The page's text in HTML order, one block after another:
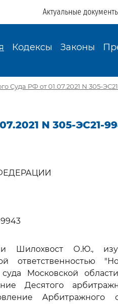
Актуальные
Кодексы Законы
Суда РФ от 01.07.2021 N 305-
N 305-ЭС21-
Шилохвост О.Ю.,
ответственностью
Московской
Десятого
Арбитражного